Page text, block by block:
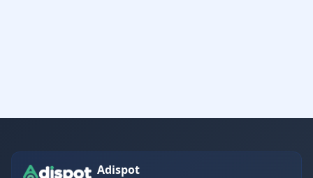
Adispot